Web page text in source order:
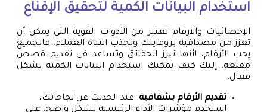
استخدام البيانات الكمية لتحقيق الإقناع
الإحصائيات والأرقام تعتبر من الأدوات القوية التي يمكن أن
تعزز من مصداقية بروفايلك وتجذب انتباه العملاء. فالجميع
يحب الأرقام، لأنها تبرز الحقائق وتساعد في تقديم قصص
مقنعة. إليك كيف يمكنك استخدام البيانات الكمية بشكل
فعال:
تقديم الأرقام بشفافية: عند الحديث عن نجاحاتك،
استخدم مؤشرات الأداء الرئيسية بشكل واضح. على